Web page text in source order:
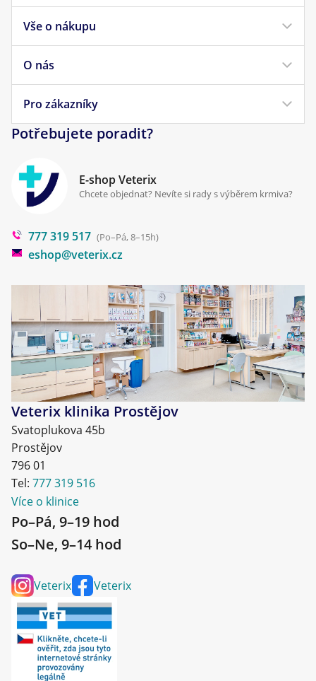
Krmivo pro psy
Krmivo pro kočky
Pamlsky pro psy
Vše o nákupu
Doprava a platba
Obchodní podmínky
Reklamace a vrácení
Cookies a podmínky používání
O nás
Náš příběh
Pro zákazníky
Klinika Prostějov
Poradna
Blog
Potřebujete poradit?
E-shop Veterix
Chcete objednat? Nevíte si rady s výběrem krmiva?
777 319 517 (Po–Pá, 8–15h)
eshop@veterix.cz
Veterix klinika Prostějov
Svatoplukova 45b
Prostějov
796 01
Tel: 777 319 516
Více o klinice
Po–Pá, 9–19 hod
So–Ne, 9–14 hod
Veterix Veterix